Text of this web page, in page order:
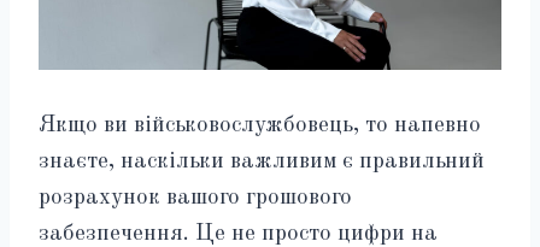
Якщо ви військовослужбовець, то напевно
знаєте, наскільки важливим є правильний
розрахунок вашого грошового
забезпечення. Це не просто цифри на